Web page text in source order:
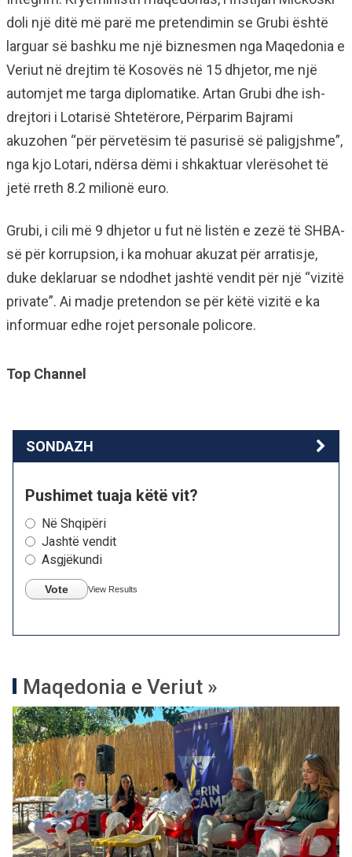
doli një ditë më parë me pretendimin se Grubi është
larguar së bashku me një biznesmen nga Maqedonia e
Veriut në drejtim të Kosovës në 15 dhjetor, me një
automjet me targa diplomatike. Artan Grubi dhe ish-
drejtori i Lotarisë Shtetërore, Përparim Bajrami
akuzohen “për përvetësim të pasurisë së paligjshme”,
nga kjo Lotari, ndërsa dëmi i shkaktuar vlerësohet të
jetë rreth 8.2 milionë euro.
Grubi, i cili më 9 dhjetor u fut në listën e zezë të SHBA-
së për korrupsion, i ka mohuar akuzat për arratisje,
duke deklaruar se ndodhet jashtë vendit për një “vizitë
private”. Ai madje pretendon se për këtë vizitë e ka
informuar edhe rojet personale policore.
Top Channel
SONDAZH
Pushimet tuaja këtë vit?
Në Shqipëri
Jashtë vendit
Asgjëkundi
Vote View Results
Maqedonia e Veriut »